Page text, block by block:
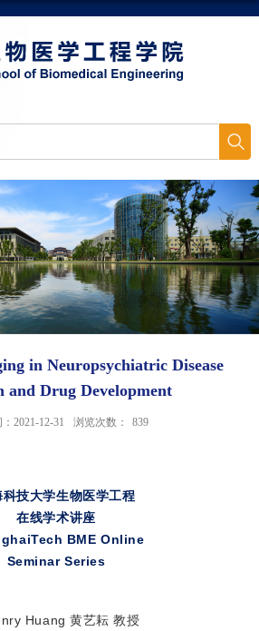
in Neuropsychiatric Disease
and Drug Development
2021-12-31 浏览次数： 839
科技大学生物医学工程
在线学术讲座
BME Online
Seminar Series
Huang黄艺耘 教授